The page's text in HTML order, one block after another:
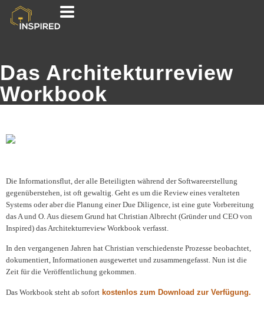
Das Architekturreview
Workbook
Die Informationsflut, der alle Beteiligten während der Softwareerstellung
gegenüberstehen, ist oft gewaltig. Geht es um die Review eines veralteten
Systems oder aber die Planung einer Due Diligence, ist eine gute Vorbereitung
das A und O. Aus diesem Grund hat Christian Albrecht (Gründer und CEO von
Inspired) das Architekturreview Workbook verfasst.
In den vergangenen Jahren hat Christian verschiedenste Prozesse beobachtet,
dokumentiert, Informationen ausgewertet und zusammengefasst. Nun ist die
Zeit für die Veröffentlichung gekommen.
Das Workbook steht ab sofort kostenlos zum Download zur Verfügung.